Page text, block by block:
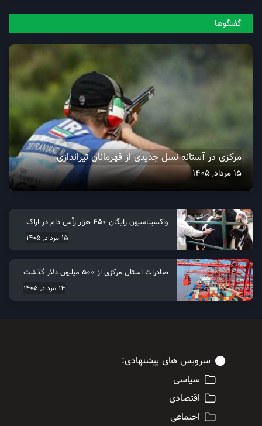
گفتگو‌ها
مرکزی در آستانه نسل جدیدی از قهرمانان تیراندازی
15 مرداد, 1405
واکسیناسیون رایگان ۴۵۰ هزار رأس دام در اراک
15 مرداد, 1405
صادرات استان مرکزی از 500 میلیون دلار گذشت
14 مرداد, 1405
سرویس های پیشنهادی:
سیاسی
اقتصادی
اجتماعی